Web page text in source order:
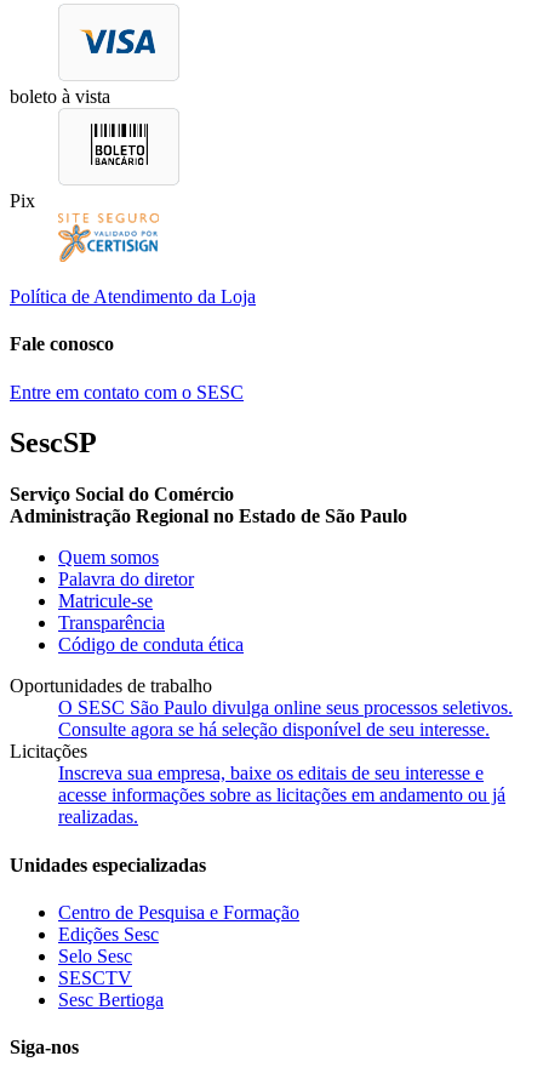
boleto à vista
Pix
Política de Atendimento da Loja
Fale conosco
Entre em contato com o SESC
SescSP
Serviço Social do Comércio
Administração Regional no Estado de São Paulo
Quem somos
Palavra do diretor
Matricule-se
Transparência
Código de conduta ética
Oportunidades de trabalho
O SESC São Paulo divulga online seus processos seletivos.
Consulte agora se há seleção disponível de seu interesse.
Licitações
Inscreva sua empresa, baixe os editais de seu interesse e
acesse informações sobre as licitações em andamento ou já
realizadas.
Unidades especializadas
Centro de Pesquisa e Formação
Edições Sesc
Selo Sesc
SESCTV
Sesc Bertioga
Siga-nos